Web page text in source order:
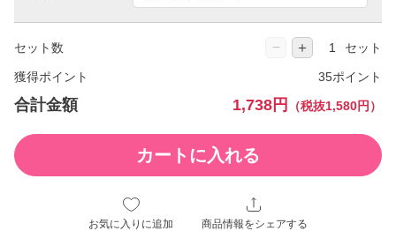
セット数 − ＋ セット
獲得ポイント 35ポイント
合計金額 1,738円 （税抜1,580円）
カートに入れる
お気に入りに追加 商品情報をシェアする